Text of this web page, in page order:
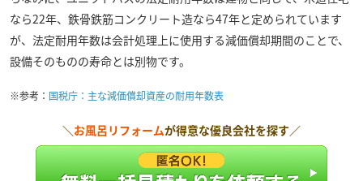
なら22年、鉄骨鉄筋コンクリート造なら47年と定められています
が、法定耐用年数は会計処理上に使用する減価償却期間のことで、
設備そのものの寿命とは別物です。
※参考： 国税庁：主な減価償却資産の耐用年数表
＼ お風呂リフォームが得意な優良会社を探す／